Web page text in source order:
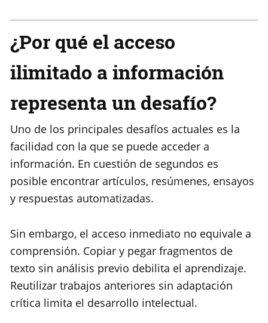
¿Por qué el acceso
ilimitado a información
representa un desafío?
Uno de los principales desafíos actuales es la
facilidad con la que se puede acceder a
información. En cuestión de segundos es
posible encontrar artículos, resúmenes, ensayos
y respuestas automatizadas.
Sin embargo, el acceso inmediato no equivale a
comprensión. Copiar y pegar fragmentos de
texto sin análisis previo debilita el aprendizaje.
Reutilizar trabajos anteriores sin adaptación
crítica limita el desarrollo intelectual.